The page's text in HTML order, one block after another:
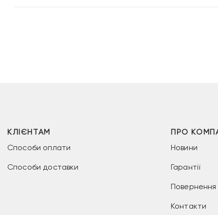
КЛІЄНТАМ
Способи оплати
Способи доставки
ПРО
Новини
Гарантії
Повернення
Контакти